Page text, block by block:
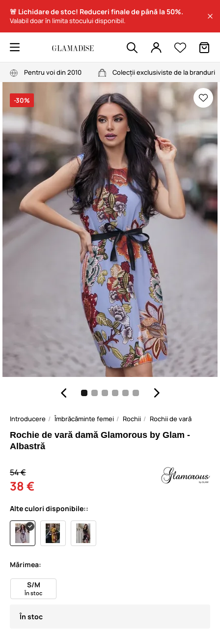
🚨 Lichidare de stoc! Reduceri finale de până la 50%.
Valabil doar în limita stocului disponibil.
Pentru voi din 2010 Colecții exclusiviste de la branduri
-30%
Introducere Îmbrăcăminte femei Rochii Rochii de vară
Rochie de vară damă Glamorous by Glam -
Albastră
54 €
38 €
Alte culori disponibile::
Mărimea:
S/M
În stoc
În stoc